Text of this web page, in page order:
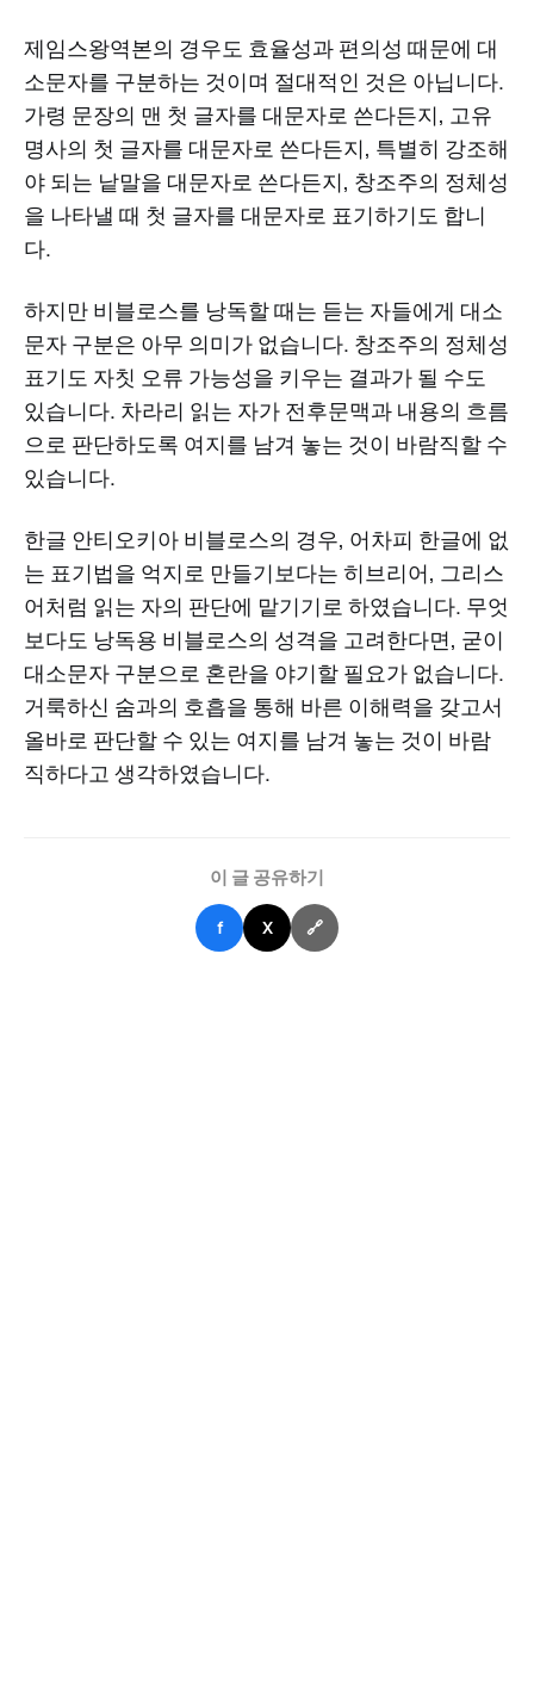
제임스왕역본의 경우도 효율성과 편의성 때문에 대
소문자를 구분하는 것이며 절대적인 것은 아닙니다.
가령 문장의 맨 첫 글자를 대문자로 쓴다든지, 고유
명사의 첫 글자를 대문자로 쓴다든지, 특별히 강조해
야 되는 낱말을 대문자로 쓴다든지, 창조주의 정체성
을 나타낼 때 첫 글자를 대문자로 표기하기도 합니
다.
하지만 비블로스를 낭독할 때는 듣는 자들에게 대소
문자 구분은 아무 의미가 없습니다. 창조주의 정체성
표기도 자칫 오류 가능성을 키우는 결과가 될 수도
있습니다. 차라리 읽는 자가 전후문맥과 내용의 흐름
으로 판단하도록 여지를 남겨 놓는 것이 바람직할 수
있습니다.
한글 안티오키아 비블로스의 경우, 어차피 한글에 없
는 표기법을 억지로 만들기보다는 히브리어, 그리스
어처럼 읽는 자의 판단에 맡기기로 하였습니다. 무엇
보다도 낭독용 비블로스의 성격을 고려한다면, 굳이
대소문자 구분으로 혼란을 야기할 필요가 없습니다.
거룩하신 숨과의 호흡을 통해 바른 이해력을 갖고서
올바로 판단할 수 있는 여지를 남겨 놓는 것이 바람
직하다고 생각하였습니다.
이 글 공유하기
f X 🔗